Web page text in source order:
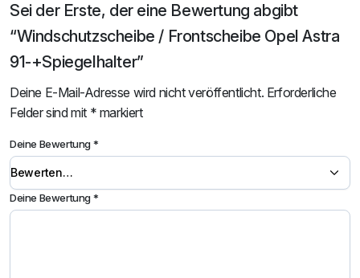
Sei der Erste, der eine Bewertung abgibt
“Windschutzscheibe / Frontscheibe Opel Astra
91-+Spiegelhalter”
Deine E-Mail-Adresse wird nicht veröffentlicht. Erforderliche
Felder sind mit * markiert
Deine Bewertung*
Deine Bewertung*